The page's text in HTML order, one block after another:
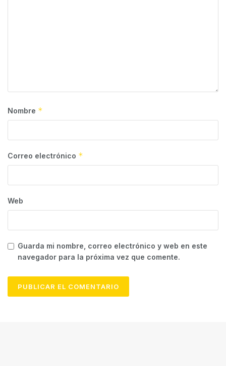
Nombre *
Correo electrónico *
Web
Guarda mi nombre, correo electrónico y web en este
navegador para la próxima vez que comente.